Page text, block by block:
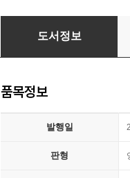
작은 틈 이야기
도서정보
품목정보
발행일
판형